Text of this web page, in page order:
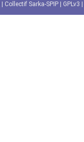
Collectif Sarka-SPIP GPLv3